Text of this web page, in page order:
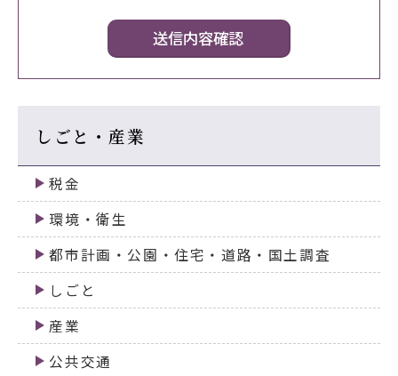
しごと・産業
税金
環境・衛生
都市計画・公園・住宅・道路・国土調査
しごと
産業
公共交通